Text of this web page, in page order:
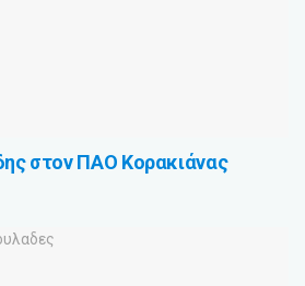
στον ΠΑΟ Κορακιάνας